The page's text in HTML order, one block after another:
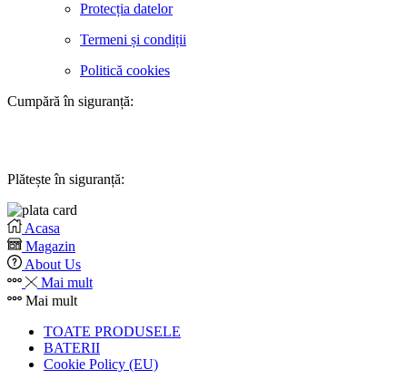
Protecția datelor
Termeni și condiții
Politică cookies
Cumpără în siguranță:
Plătește în siguranță:
Acasa
Magazin
About Us
Mai mult
Mai mult
TOATE PRODUSELE
BATERII
Cookie Policy (EU)